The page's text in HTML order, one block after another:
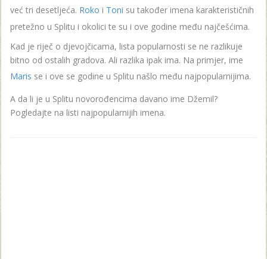
već tri desetljeća. Roko i Toni su također imena karakterističnih
pretežno u Splitu i okolici te su i ove godine među najčešćima.
Kad je riječ o djevojčicama, lista popularnosti se ne razlikuje
bitno od ostalih gradova. Ali razlika ipak ima. Na primjer, ime
Maris se i ove se godine u Splitu našlo među najpopularnijima.
A da li je u Splitu novorođencima davano ime Džemil?
Pogledajte na listi najpopularnijih imena.